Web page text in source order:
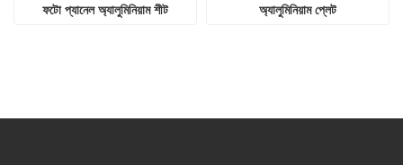
ফটো প্যানেল অ্যালুমিনিয়াম শীট
অ্যালুমিনিয়াম প্লেট